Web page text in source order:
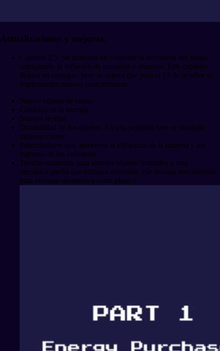
Actualizaciones y mejoras:
Capítulo 2.5: Se trabajará en controlar la economía del juego,
corrigiendo la inflación de monedas y recursos. Este capitulo
llegara en entregas, pero se espera que para el 15 de octubre se
implementen nuevas características:
Nuevo tablero de tareas.
Cambios en la energia.
Nuevas recetas.
Durabilidad de los objetos. En una segunda fase se añadirán
mejoras como:
Potenciadores que aumenten la eficiencia de la minería y los
ingresos de las industrias.
Tiendas rotatorias para obtener objetos limitados y una
mecánica gacha que utilizará monedas. (Se buscan mecanismos
para eliminar monedas a corto plazo.)